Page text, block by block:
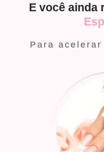
E você ainda
Para